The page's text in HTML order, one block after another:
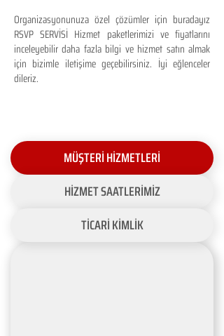
Organizasyonunuza özel çözümler için buradayız
RSVP SERVİSİ Hizmet paketlerimizi ve fiyatlarını
inceleyebilir daha fazla bilgi ve hizmet satın almak
için bizimle iletişime geçebilirsiniz. İyi eğlenceler
dileriz.
MÜŞTERİ HİZMETLERİ
HİZMET SAATLERİMİZ
TİCARİ KİMLİK